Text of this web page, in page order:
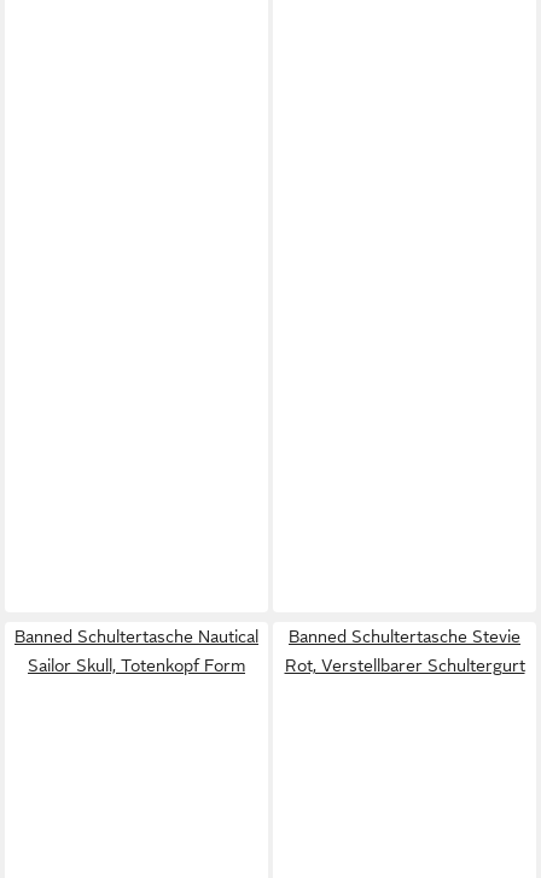
Banned Schultertasche Nautical
Sailor Skull, Totenkopf Form
Banned Schultertasche Stevie
Rot, Verstellbarer Schultergurt